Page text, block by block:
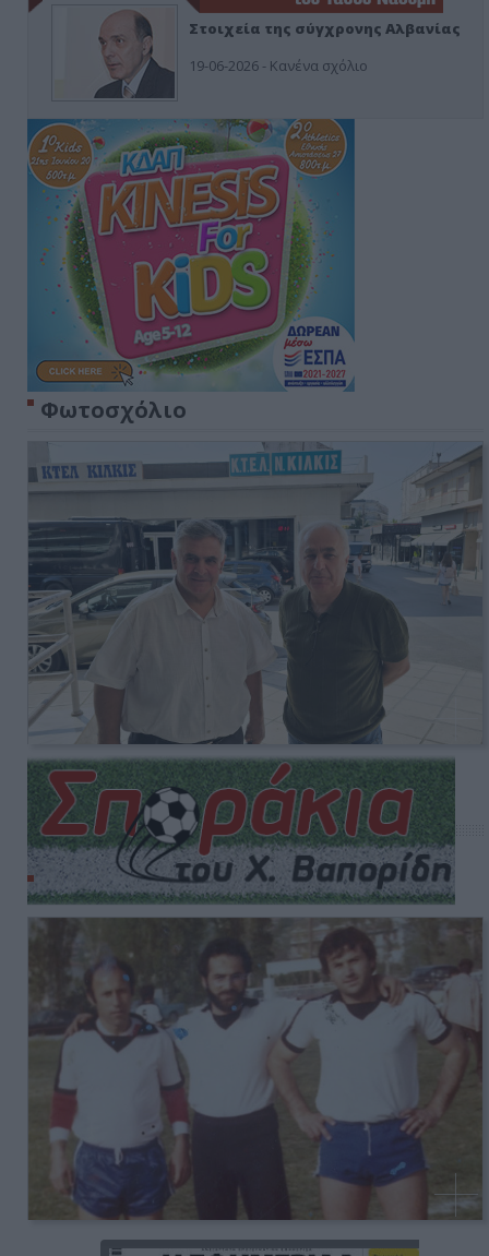
Στοιχεία της σύγχρονης Αλβανίας
19-06-2026 - Κανένα σχόλιο
Φωτοσχόλιο